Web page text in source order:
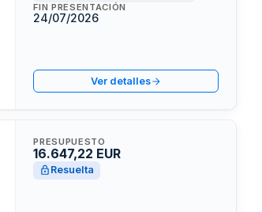
FIN PRESENTACIÓN
24/07/2026
Ver detalles
PRESUPUESTO
16.647,22 EUR
Resuelta